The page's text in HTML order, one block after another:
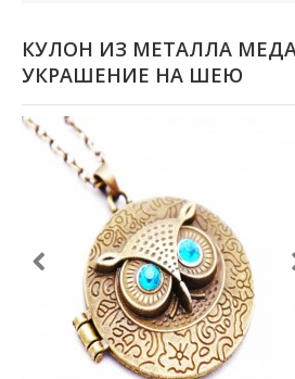
КУЛОН ИЗ МЕТАЛЛА
УКРАШЕНИЕ НА ШЕЮ